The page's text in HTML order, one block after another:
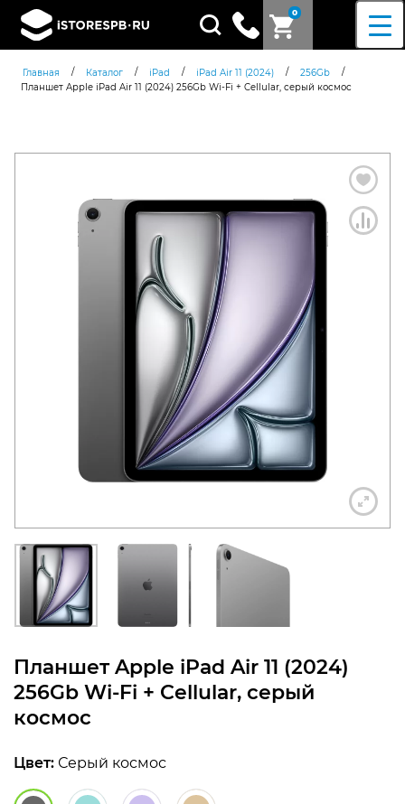
0
Поиск
товаров
Главная / Каталог / iPad / iPad Air 11 (2024) / 256Gb
/
Планшет Apple iPad Air 11 (2024) 256Gb Wi-Fi + Cellular, серый космос
Планшет Apple iPad Air 11 (2024)
256Gb Wi-Fi + Cellular, серый
космос
Цвет: Серый космос
Согласен cполитикой
конфиденциальности
+7 812 318-40-14
(c 10:00 до 21:00, без
выходных)